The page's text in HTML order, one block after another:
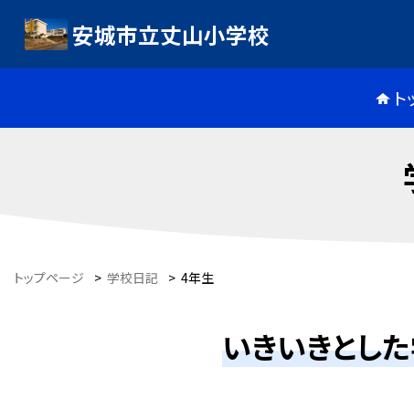
安城市立丈山小学校
トップページ > 学校日記 > 4年生
いきいきとし